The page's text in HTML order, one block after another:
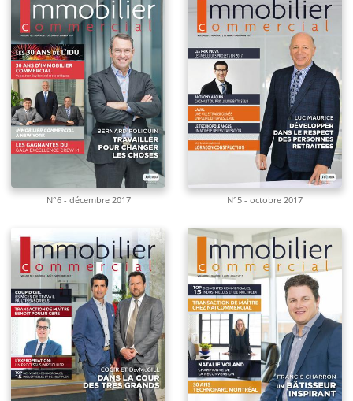
N°6 - décembre 2017 N°5 - octobre 2017